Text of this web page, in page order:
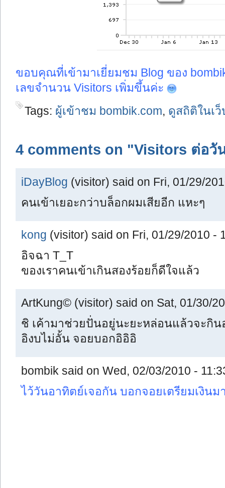
ขอบคุณที่เข้ามาเยี่ยมชม Blog ของ
เลขจำนวน Visitors เพิ่มขึ้นค่ะ
Tags: ผู้เข้าชม bombik.com, ดูสถิติในเ
4 comments on "Visitors ต่อวั
iDayBlog (visitor) said on Fri, 01/29/
คนเข้าเยอะกว่าบล็อกผมเสียอีก แหะๆ
kong (visitor) said on Fri, 01/29/2010 -
อิจฉา T_T
ของเราคนเข้าเกินสองร้อยก็ดีใจแล้ว
ArtKung© (visitor) said on Sat, 01/30/
ชิ เค้ามาช่วยปั่นอยู่นะยะหล่อนแล้วจะกิ
อิงบไม่อั้น จอยบอกอิอิอิ
bombik said on Wed, 02/03/2010 -
ไว้วันอาทิตย์เจอกัน บอกจอยเตรียมเงินม